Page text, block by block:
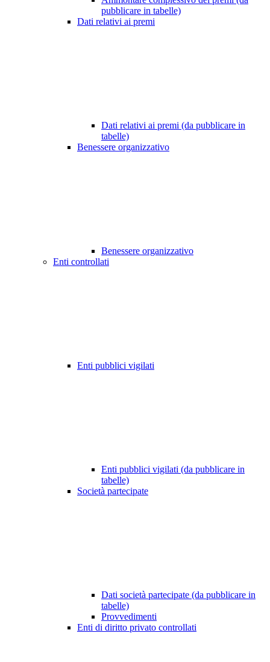
pubblicare in tabelle)
Dati relativi ai premi
Dati relativi ai premi (da pubblicare in
tabelle)
Benessere organizzativo
Benessere organizzativo
Enti controllati
Enti pubblici vigilati
Enti pubblici vigilati (da pubblicare in
tabelle)
Società partecipate
Dati società partecipate (da pubblicare in
tabelle)
Provvedimenti
Enti di diritto privato controllati